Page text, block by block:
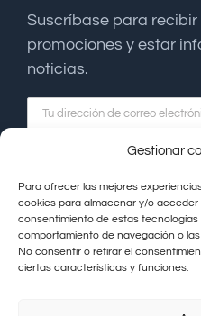
Gestionar
Para ofrecer las mejores
cookies para almacenar y/o acceder
consentimiento de estas
comportamiento de navegación o
No consentir o retirar el
ciertas características y funciones.
Suscríbase para
promociones y estar
noticias.